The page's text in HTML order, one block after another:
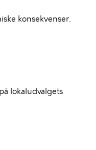
konsekvenser.
lokaludvalgets